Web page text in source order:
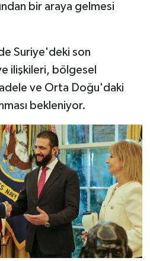
bir araya gelmesi
Suriye'deki son
ilişkileri, bölgesel
ve Orta Doğu'daki
bekleniyor.